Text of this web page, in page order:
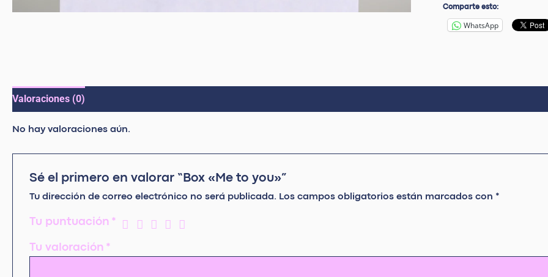
Comparte esto:
WhatsApp
Valoraciones (0)
No hay valoraciones aún.
Sé el primero en valorar “Box «Me to you»”
Tu dirección de correo electrónico no será publicada. Los campos obligatorios están marcados con *
Tu puntuación *
Tu valoración *